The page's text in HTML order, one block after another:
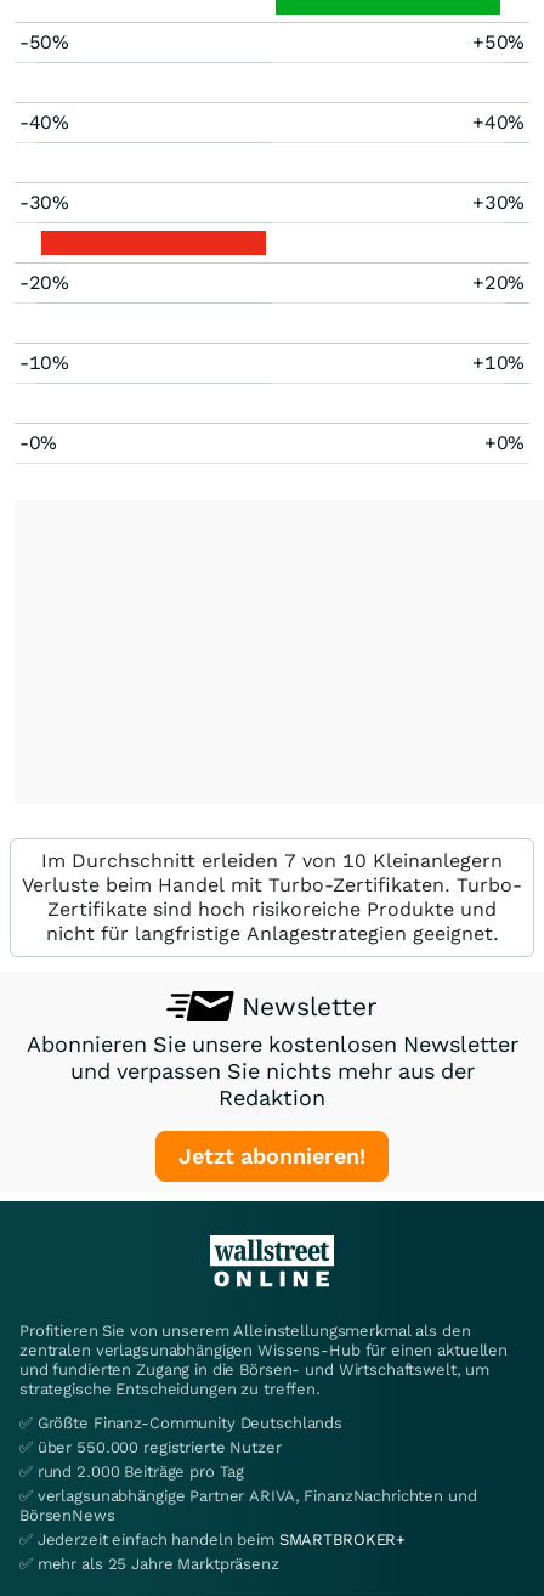
-50% +50%
-40% +40%
-30% +30%
-20% +20%
-10% +10%
-0% +0%
Im Durchschnitt erleiden 7 von 10 Kleinanlegern
Verluste beim Handel mit Turbo-Zertifikaten. Turbo-
Zertifikate sind hoch risikoreiche Produkte und
nicht für langfristige Anlagestrategien geeignet.
Newsletter
Abonnieren Sie unsere kostenlosen Newsletter
und verpassen Sie nichts mehr aus der
Redaktion
Jetzt abonnieren!
Profitieren Sie von unserem Alleinstellungsmerkmal als den
zentralen verlagsunabhängigen Wissens-Hub für einen aktuellen
und fundierten Zugang in die Börsen- und Wirtschaftswelt, um
strategische Entscheidungen zu treffen.
✅ Größte Finanz-Community Deutschlands
✅ über 550.000 registrierte Nutzer
✅ rund 2.000 Beiträge pro Tag
✅ verlagsunabhängige Partner ARIVA, FinanzNachrichten und
BörsenNews
✅ Jederzeit einfach handeln beim SMARTBROKER+
✅ mehr als 25 Jahre Marktpräsenz